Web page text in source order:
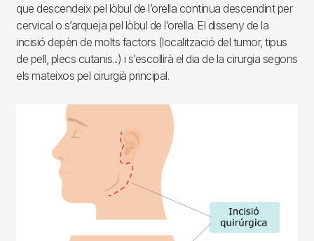
que descendeix pel lòbul de l’orella continua descendint per
cervical o s’arqueja pel lòbul de l’orella. El disseny de la
incisió depèn de molts factors (localització del tumor, tipus
de pell, plecs cutanis...) i s’escollirà el dia de la cirurgia segons
els mateixos pel cirurgià principal.